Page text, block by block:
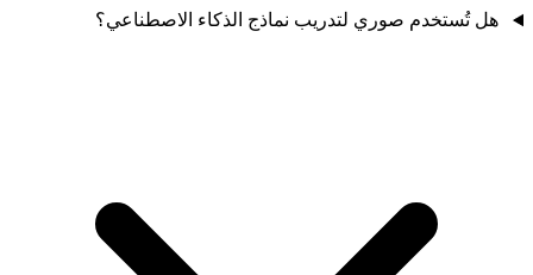
هل تُستخدم صوري لتدريب نماذج الذكاء الاصطناعي؟